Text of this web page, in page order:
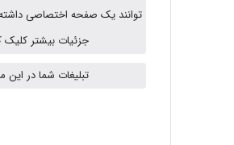
توانند یک صفحه اختصاصی داشته
جزئیات بیشتر کلیک
تبلیغات شما در این